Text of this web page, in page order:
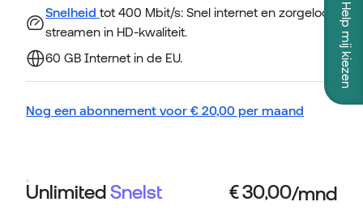
Snelheid tot 400 Mbit/s: Snel internet en zorgeloos
streamen in HD-kwaliteit.
60 GB Internet in de EU.
Nog een abonnement voor € 20,00 per maand
UnlimitedSnelst
Help mij kiezen